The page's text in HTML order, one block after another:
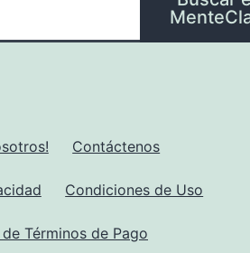
Contáctenos
Condiciones de Uso
Términos de Pago